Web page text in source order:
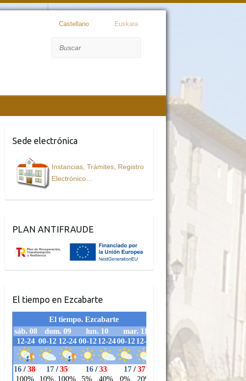
Castellano Euskara
Sede electrónica
Instancias, Trámites, Registro
Electrónico…
PLAN ANTIFRAUDE
El tiempo en Ezcabarte